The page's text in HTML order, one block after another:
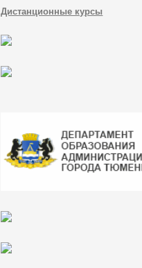
Дистанционные курсы